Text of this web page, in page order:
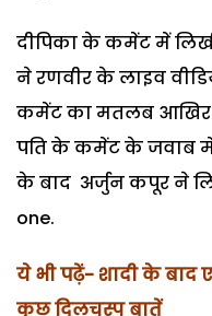
दीपिका के कमेंट में
ने रणवीर के लाइव
कमेंट का मतलब आखिर
पति के कमेंट के जवाब में
के बाद अर्जुन कपूर ने
one.
ये भी पढ़ें- शादी के बाद
कुछ दिलचस्प बातें